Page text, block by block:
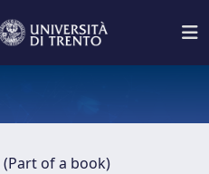
of a book)